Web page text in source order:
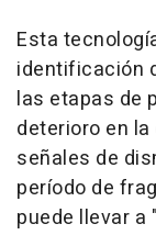
Esta
identificación
las etapas de
deterioro en
señales de
período de
puede llevar